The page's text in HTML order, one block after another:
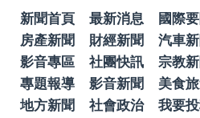
新聞首頁 最新消息 國際
房產新聞
財經新聞 汽車
影音專區
社團快訊 宗教
專題報導
影音新聞 美食
地方新聞
社會政治 我要